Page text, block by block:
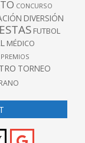
CONCURSO
DIVERSIÓN
FUTBOL
MÉDICO
PREMIOS
TORNEO